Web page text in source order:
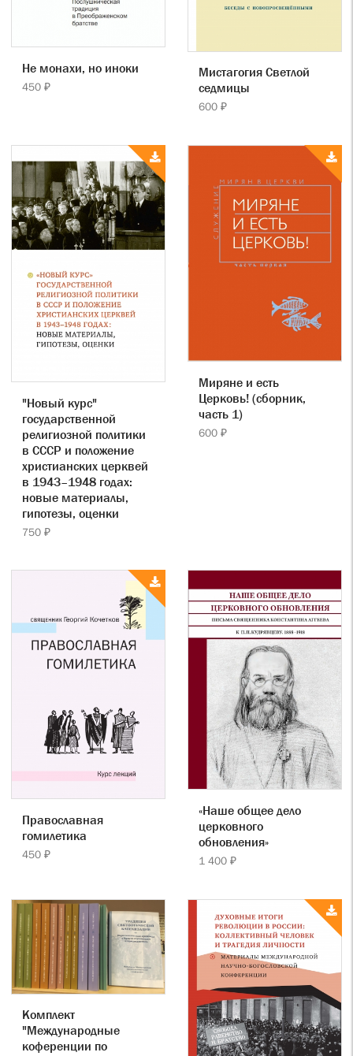
Не монахи, но иноки
450 ₽
Мистагогия Светлой
седмицы
600 ₽
"Новый курс"
государственной
религиозной политики
в СССР и положение
христианских церквей
в 1943–1948 годах:
новые материалы,
гипотезы, оценки
750 ₽
Миряне и есть
Церковь! (сборник,
часть 1)
600 ₽
Православная
гомилетика
450 ₽
«Наше общее дело
церковного
обновления»
1 400 ₽
Комплект
"Международные
коференции по